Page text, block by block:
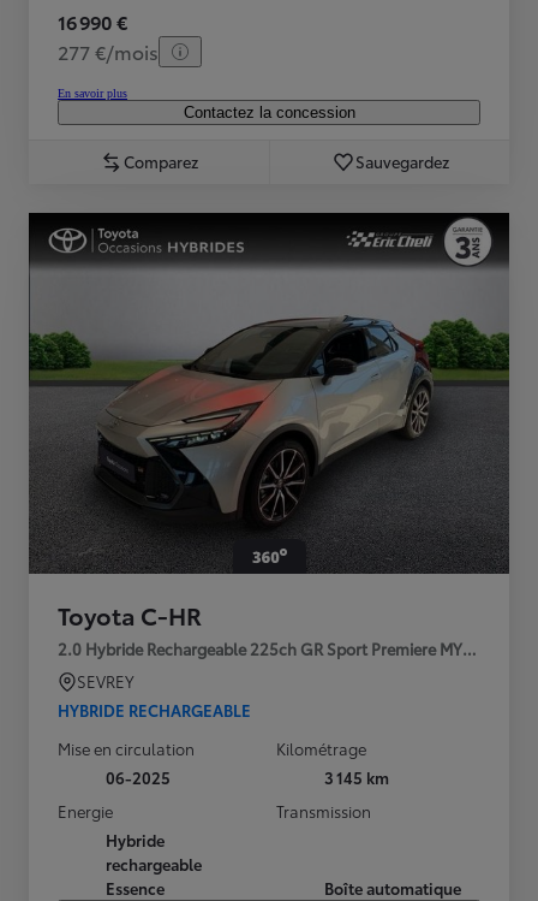
16 990 €
277 €/mois
En savoir plus
Contactez la concession
Comparez Sauvegardez
Toyota C-HR
2.0 Hybride Rechargeable 225ch GR Sport Premiere MY25
SEVREY
HYBRIDE RECHARGEABLE
Mise en circulation
06-2025
Kilométrage
3 145 km
Energie
Hybride
rechargeable
Essence
Transmission
Boîte automatique